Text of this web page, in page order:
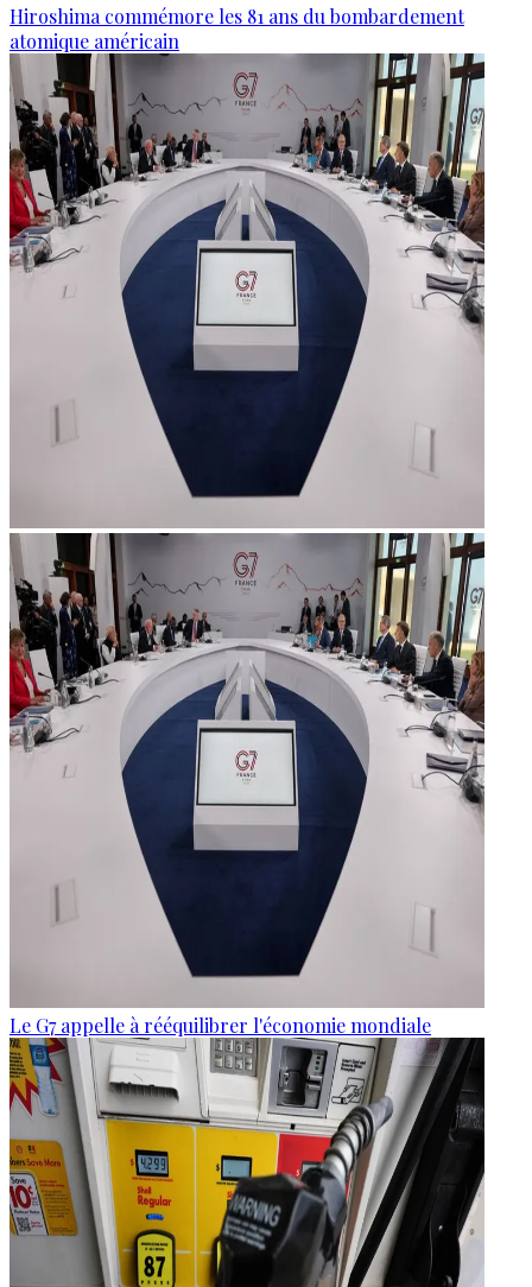
Hiroshima commémore les 81 ans du bombardement
atomique américain
Le G7 appelle à rééquilibrer l'économie mondiale